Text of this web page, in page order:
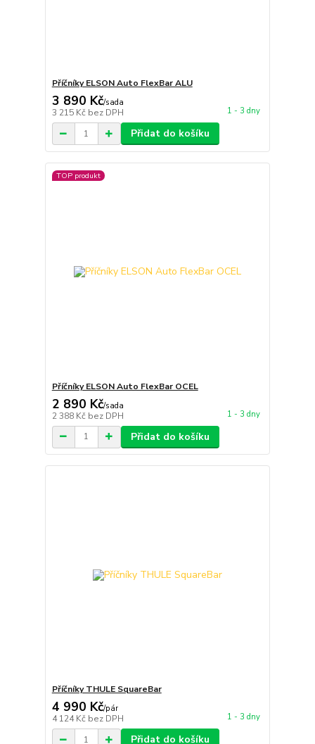
Příčníky ELSON Auto FlexBar ALU
3 890 Kč/sada
3 215 Kč bez DPH 1 - 3 dny
Přidat do košíku
TOP produkt
Příčníky ELSON Auto FlexBar OCEL
2 890 Kč/sada
2 388 Kč bez DPH 1 - 3 dny
Přidat do košíku
Příčníky THULE SquareBar
4 990 Kč/pár
4 124 Kč bez DPH 1 - 3 dny
Přidat do košíku